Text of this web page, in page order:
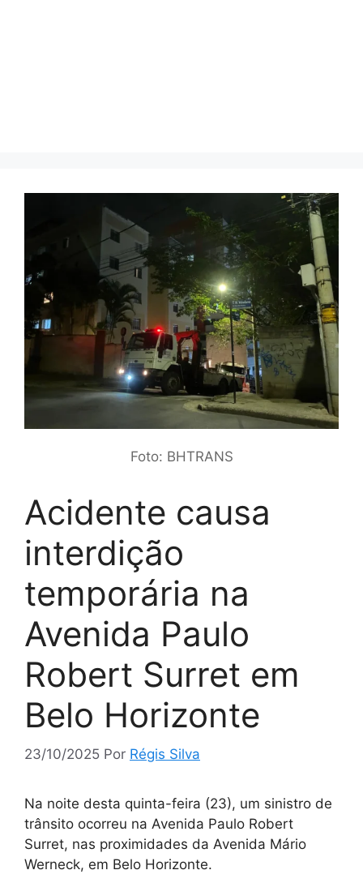
Foto: BHTRANS
Acidente causa
interdição
temporária na
Avenida Paulo
Robert Surret em
Belo Horizonte
23/10/2025 Por Régis Silva
Na noite desta quinta-feira (23), um sinistro de
trânsito ocorreu na Avenida Paulo Robert
Surret, nas proximidades da Avenida Mário
Werneck, em Belo Horizonte.